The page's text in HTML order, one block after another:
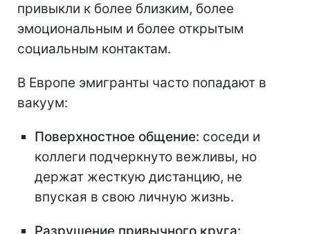
привыкли к более близким, более
эмоциональным и более открытым
социальным контактам.
В Европе эмигранты часто попадают в
вакуум:
Поверхностное общение: соседи и
коллеги подчеркнуто вежливы, но
держат жесткую дистанцию, не
впуская в свою личную жизнь.